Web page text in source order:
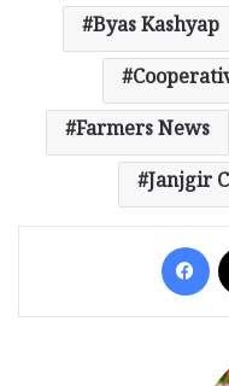
Byas Kashyap
Farmers News
Janjgir